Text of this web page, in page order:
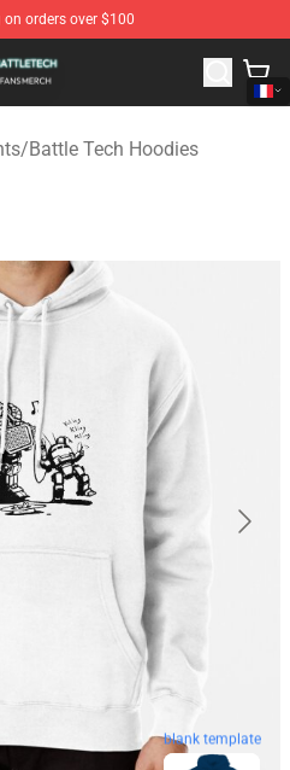
orders over $100
Battle Tech Merchandise Store
/Battle Tech Hoodies
blank template